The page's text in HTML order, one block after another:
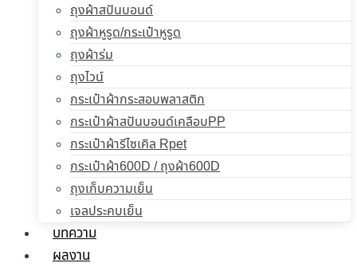
ถุงผ้าสปันบอนด์
ถุงผ้าหูรูด/กระเป๋าหูรูด
ถุงผ้าร่ม
ถุงไวน์
กระเป๋าผ้ากระสอบพลาสติก
กระเป๋าผ้าสปันบอนด์เคลือบPP
กระเป๋าผ้ารีไซเคิล Rpet
กระเป๋าผ้า600D / ถุงผ้า600D
ถุงเก็บความเย็น
เจลประคบเย็น
บทความ
ผลงาน